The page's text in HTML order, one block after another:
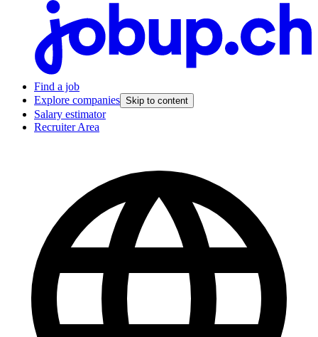
Find a job
Explore companies Skip to content
Salary estimator
Recruiter Area